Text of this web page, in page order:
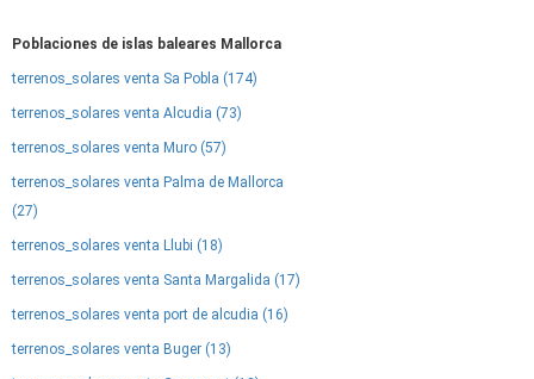
Poblaciones de islas baleares Mallorca
terrenos_solares venta Sa Pobla (174)
terrenos_solares venta Alcudia (73)
terrenos_solares venta Muro (57)
terrenos_solares venta Palma de Mallorca
(27)
terrenos_solares venta Llubi (18)
terrenos_solares venta Santa Margalida (17)
terrenos_solares venta port de alcudia (16)
terrenos_solares venta Buger (13)